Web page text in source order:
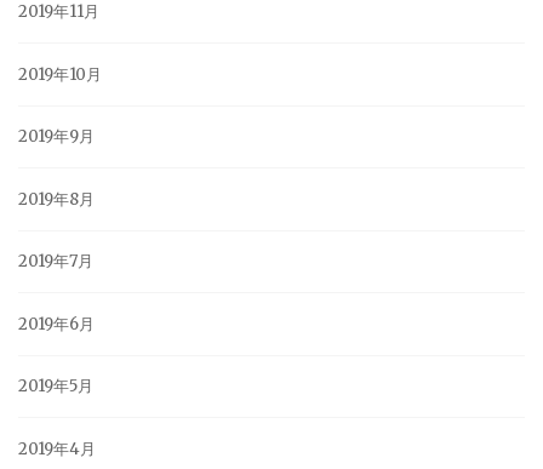
2019年11月
2019年10月
2019年9月
2019年8月
2019年7月
2019年6月
2019年5月
2019年4月